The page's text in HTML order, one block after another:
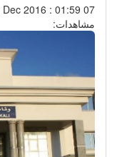
07 Dec 2016 : 01:59
مشاهدات: